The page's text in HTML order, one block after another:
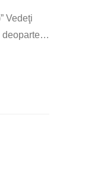
Vedeţi
…